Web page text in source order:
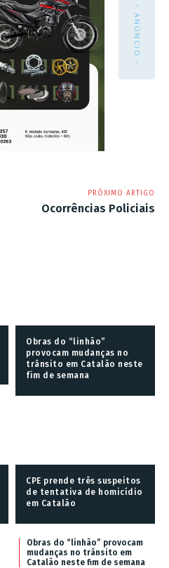
- ANÚNCIO -
PRÓXIMO ARTIGO
Ocorrências Policiais
Obras do “linhão”
provocam mudanças no
trânsito em Catalão neste
fim de semana
CPE prende três suspeitos
de tentativa de homicídio
em Catalão
Obras do “linhão” provocam
mudanças no trânsito em
Catalão neste fim de semana